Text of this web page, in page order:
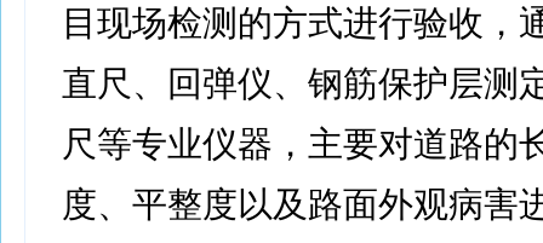
目现场检测的方式进行验收，
直尺、回弹仪、钢筋保护层测
尺等专业仪器，主要对道路的
度、平整度以及路面外观病害